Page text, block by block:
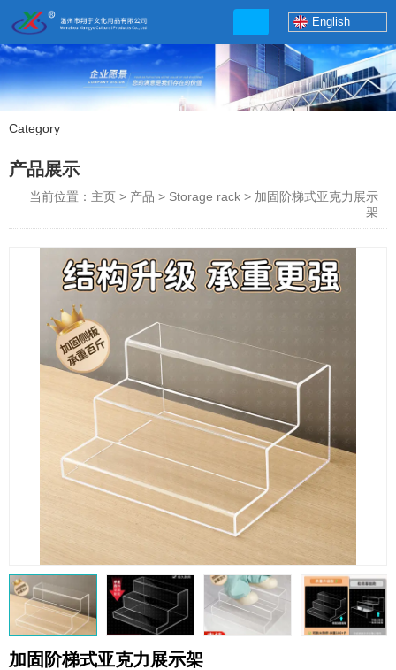
Contact number：
13506777830
Shop Address:
http://xybp.tmall.com http://wzxybp.1688.com
xybp@qq.com
English
Category
产品展示
当前位置：主页 > 产品 > Storage rack > 加固阶梯式亚克力展示
架
加固阶梯式亚克力展示架